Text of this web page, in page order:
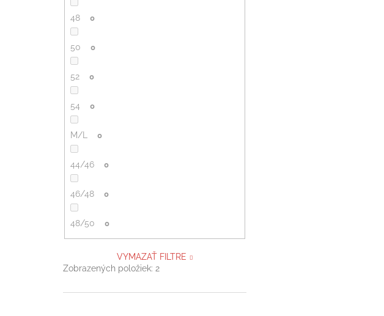
48 0
50 0
52 0
54 0
M/L 0
44/46 0
46/48 0
48/50 0
VYMAZAŤ FILTRE
Zobrazených položiek: 2